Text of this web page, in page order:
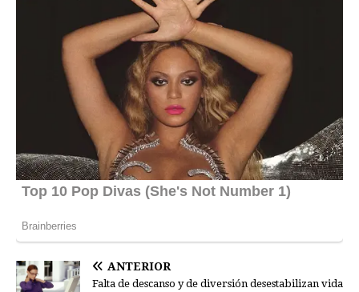
ANTERIOR
Falta de descanso y de diversión desestabilizan vida